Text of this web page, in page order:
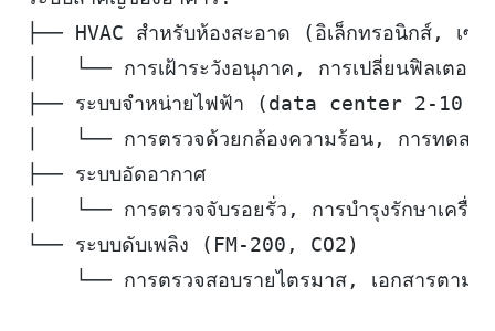
├── HVAC สำหรับห้องสะอาด (อิเล็กทรอนิกส์, เซ
│   └── การเฝ้าระวังอนุภาค, การเปลี่ยนฟิลเตอร์
├── ระบบจำหน่ายไฟฟ้า (data center 2-10
│   └── การตรวจด้วยกล้องความร้อน, การทดสอบ
├── ระบบอัดอากาศ
│   └── การตรวจจับรอยรั่ว, การบำรุงรักษาเครื่
└── ระบบดับเพลิง (FM-200, CO2)
└── การตรวจสอบรายไตรมาส, เอกสารตาม